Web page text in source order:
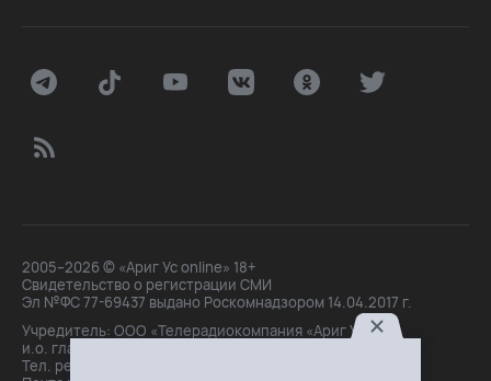
2005–2026 © «Ариг Ус online» 18+
Свидетельство о регистрации СМИ
Эл №ФС 77-69437 выдано Роскомнадзором 14.04.2017 г.
Учредитель: ООО «Телерадиокомпания «Ариг Ус»,
и.о. главного редактора: Маханова О.Б.
Тел. peдakции: +7(3012)21-30-14,